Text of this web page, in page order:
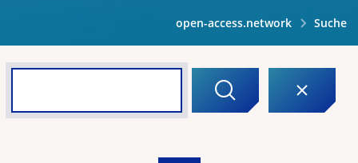
open-access.network Suche